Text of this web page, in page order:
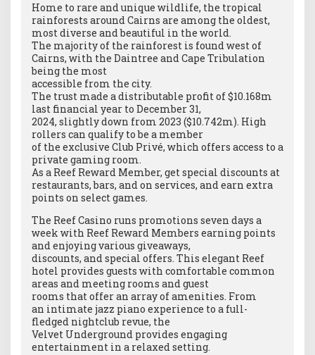
Home to rare and unique wildlife, the tropical
rainforests around Cairns are among the oldest,
most diverse and beautiful in the world.
The majority of the rainforest is found west of
Cairns, with the Daintree and Cape Tribulation
being the most
accessible from the city.
The trust made a distributable profit of $10.168m
last financial year to December 31,
2024, slightly down from 2023 ($10.742m). High
rollers can qualify to be a member
of the exclusive Club Privé, which offers access to a
private gaming room.
As a Reef Reward Member, get special discounts at
restaurants, bars, and on services, and earn extra
points on select games.
The Reef Casino runs promotions seven days a
week with Reef Reward Members earning points
and enjoying various giveaways,
discounts, and special offers. This elegant Reef
hotel provides guests with comfortable common
areas and meeting rooms and guest
rooms that offer an array of amenities. From
an intimate jazz piano experience to a full-
fledged nightclub revue, the
Velvet Underground provides engaging
entertainment in a relaxed setting.